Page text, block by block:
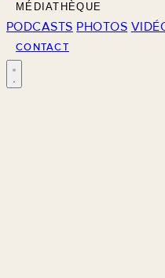
MÉDIATHÈQUE
PODCASTS PHOTOS
CONTACT